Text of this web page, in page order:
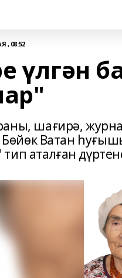
, 08:52
үлгән
шағирә,
Ватан
аталған